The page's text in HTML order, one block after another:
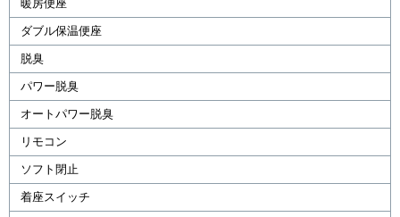
暖房便座
ダブル保温便座
脱臭
パワー脱臭
オートパワー脱臭
リモコン
ソフト閉止
着座スイッチ